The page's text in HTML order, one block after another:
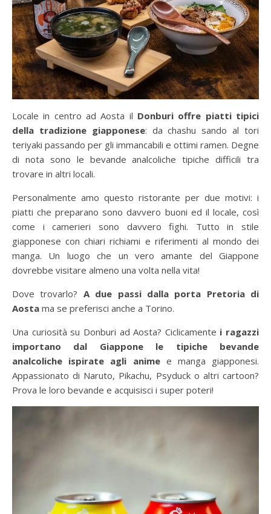
Locale in centro ad Aosta il Donburi offre piatti tipici
della tradizione giapponese: da chashu sando al tori
teriyaki passando per gli immancabili e ottimi ramen. Degne
di nota sono le bevande analcoliche tipiche difficili tra
trovare in altri locali.
Personalmente amo questo ristorante per due motivi: i
piatti che preparano sono davvero buoni ed il locale, così
come i camerieri sono davvero fighi. Tutto in stile
giapponese con chiari richiami e riferimenti al mondo dei
manga. Un luogo che un vero amante del Giappone
dovrebbe visitare almeno una volta nella vita!
Dove trovarlo? A due passi dalla porta Pretoria di
Aosta ma se preferisci anche a Torino.
Una curiosità su Donburi ad Aosta? Ciclicamente i ragazzi
importano dal Giappone le tipiche bevande
analcoliche ispirate agli animee manga giapponesi.
Appassionato di Naruto, Pikachu, Psyduck o altri cartoon?
Prova le loro bevande e acquisisci i super poteri!